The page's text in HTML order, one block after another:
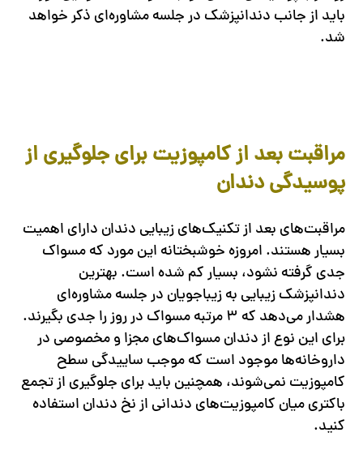
باید از جانب دندانپزشک در جلسه مشاوره‌ای ذکر خواهد
شد.
مراقبت بعد از کامپوزیت برای جلوگیری از
پوسیدگی دندان
مراقبت‌های بعد از تکنیک‌های زیبایی دندان دارای اهمیت
بسیار هستند. امروزه خوشبختانه این مورد که مسواک
جدی گرفته نشود، بسیار کم شده است. بهترین
دندانپزشک زیبایی به زیباجویان در جلسه مشاوره‌ای
هشدار می‌دهد که ۳ مرتبه مسواک در روز را جدی بگیرند.
برای این نوع از دندان مسواک‌های مجزا و مخصوصی در
داروخانه‌ها موجود است که موجب ساییدگی سطح
کامپوزیت نمی‌شوند، همچنین باید برای جلوگیری از تجمع
باکتری میان کامپوزیت‌های دندانی از نخ دندان استفاده
کنید.